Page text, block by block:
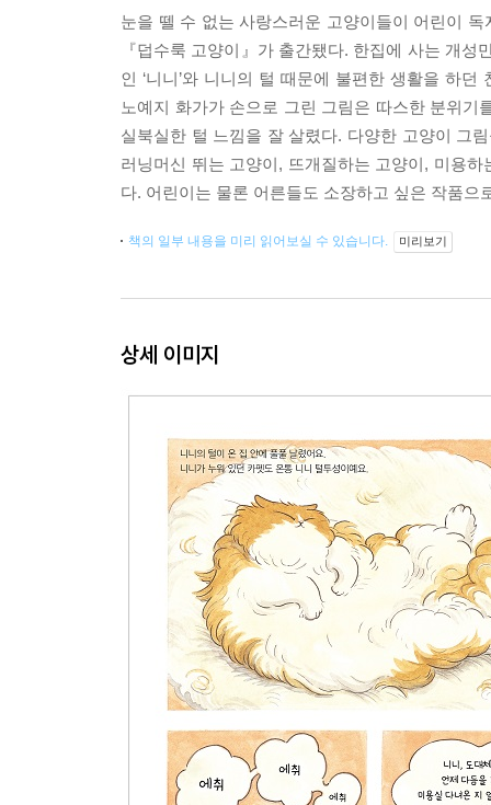
눈을 뗄 수 없는 사랑스러운 고양이들이 어린이
『덥수룩 고양이』가 출간됐다. 한집에 사는 개
인 ‘니니’와 니니의 털 때문에 불편한 생활을 하
노예지 화가가 손으로 그린 그림은 따스한 분위
실북실한 털 느낌을 잘 살렸다. 다양한 고양이 그
러닝머신 뛰는 고양이, 뜨개질하는 고양이, 미용
다. 어린이는 물론 어른들도 소장하고 싶은 작품
책의 일부 내용을 미리 읽어보실 수 있습니다. 미리보기
상세 이미지